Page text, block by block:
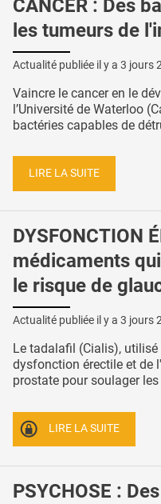
CANCER : Des
les tumeurs de
Actualité publiée il y a 3 jours
Vaincre le cancer en le
l’Université de Waterloo
bactéries capables de
LIRE LA SUITE
DYSFONCTION
médicaments
le risque de
Actualité publiée il y a 3 jours
Le tadalafil (Cialis),
dysfonction érectile et de
prostate pour soulager
LIRE LA SUITE
PSYCHOSE :